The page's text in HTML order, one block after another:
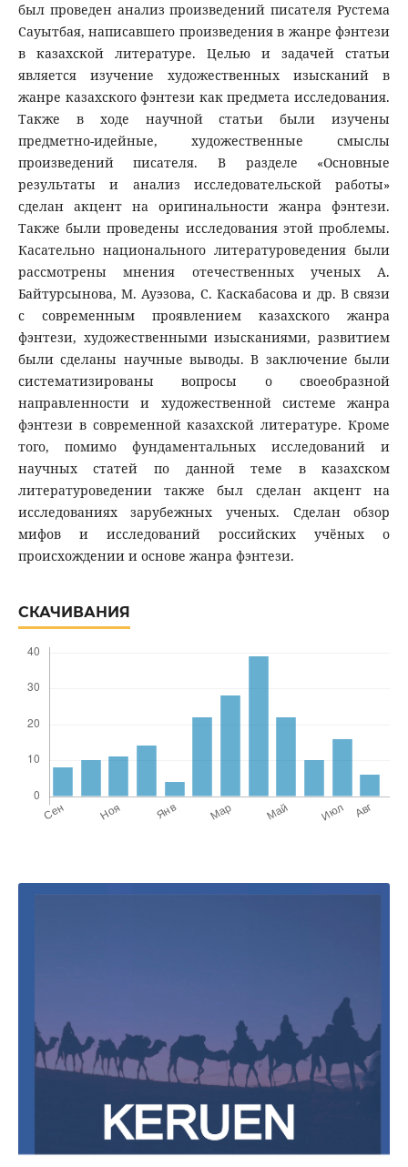
был проведен анализ произведений писателя Рустема
Сауытбая, написавшего произведения в жанре фэнтези
в казахской литературе. Целью и задачей статьи
является изучение художественных изысканий в
жанре казахского фэнтези как предмета исследования.
Также в ходе научной статьи были изучены
предметно-идейные, художественные смыслы
произведений писателя. В разделе «Основные
результаты и анализ исследовательской работы»
сделан акцент на оригинальности жанра фэнтези.
Также были проведены исследования этой проблемы.
Касательно национального литературоведения были
рассмотрены мнения отечественных ученых А.
Байтурсынова, М. Ауэзова, С. Каскабасова и др. В связи
с современным проявлением казахского жанра
фэнтези, художественными изысканиями, развитием
были сделаны научные выводы. В заключение были
систематизированы вопросы о своеобразной
направленности и художественной системе жанра
фэнтези в современной казахской литературе. Кроме
того, помимо фундаментальных исследований и
научных статей по данной теме в казахском
литературоведении также был сделан акцент на
исследованиях зарубежных ученых. Сделан обзор
мифов и исследований российских учёных о
происхождении и основе жанра фэнтези.
СКАЧИВАНИЯ